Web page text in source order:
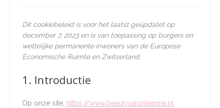
Dit cookiebeleid is voor het laatst geüpdatet op
december 7, 2023 en is van toepassing op burgers en
wettelijke permanente inwoners van de Europese
Economische Ruimte en Zwitserland.
1. Introductie
Op onze site, https://www.beautysalonleanne.nl